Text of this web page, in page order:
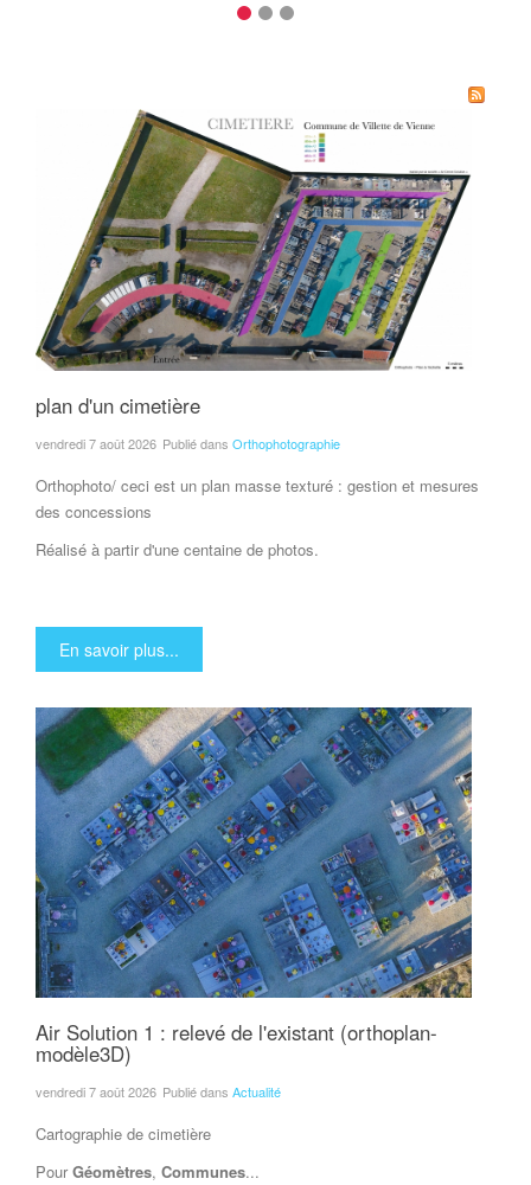
plan d'un cimetière
vendredi 7 août 2026 Publié dans Orthophotographie
Orthophoto/ ceci est un plan masse texturé : gestion et mesures
des concessions
Réalisé à partir d'une centaine de photos.
En savoir plus...
Air Solution 1 : relevé de l'existant (orthoplan-
modèle3D)
vendredi 7 août 2026 Publié dans Actualité
Cartographie de cimetière
Pour Géomètres, Communes...